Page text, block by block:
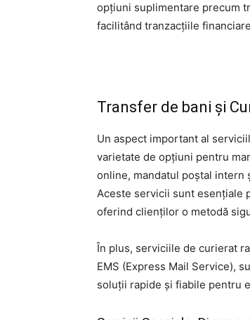
opțiuni suplimentare precum
facilitând tranzacțiile
Transfer de bani și
Un aspect important al
varietate de opțiuni pentru
online, mandatul poștal intern
Aceste servicii sunt esențiale
oferind clienților o metodă
În plus, serviciile de curierat
EMS (Express Mail Service),
soluții rapide și fiabile pentru